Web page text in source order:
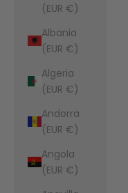
(EUR €)
Albania
(EUR €)
Algeria
(EUR €)
Andorra
(EUR €)
Angola
(EUR €)